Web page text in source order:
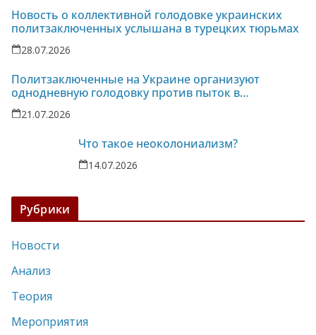
Новость о коллективной голодовке украинских
политзаключенных услышана в турецких тюрьмах
28.07.2026
Политзаключенные на Украине организуют
однодневную голодовку против пыток в
колонии-86
21.07.2026
Что такое неоколониализм?
14.07.2026
Рубрики
Новости
Анализ
Теория
Мероприятия